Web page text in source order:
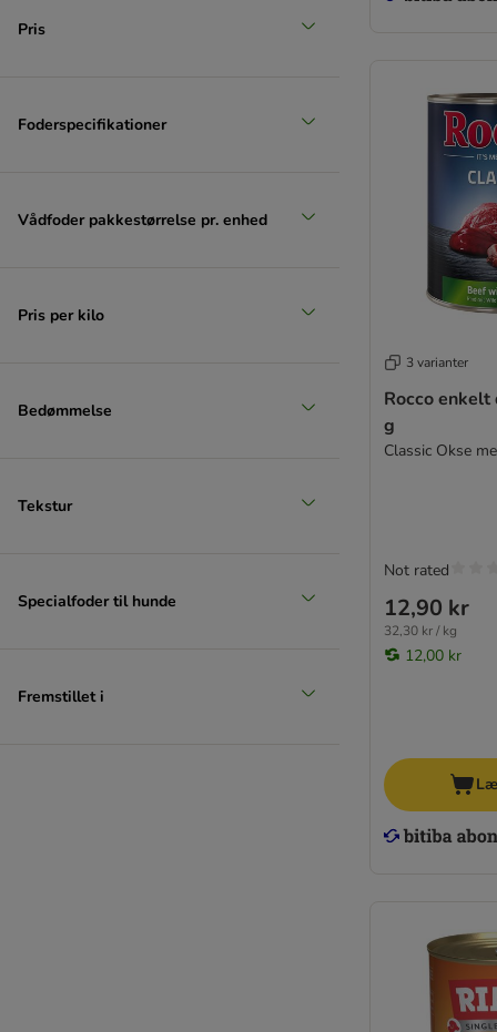
Ekstra stor > 45 kg
Pris
Foderspecifikationer
Vådfoder pakkestørrelse pr. enhed
Pris per kilo
Bedømmelse
Tekstur
Specialfoder til hunde
Fremstillet i
3 varianter
Rocco enkelt
g
Classic Okse
12,90 kr
32,30 kr / kg
12,00 kr
Not rated